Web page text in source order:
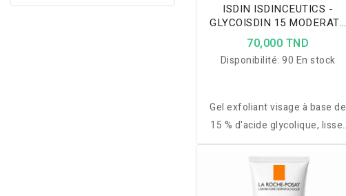
ISDIN ISDINCEUTICS -
GLYCOISDIN 15 MODERATE
GEL 50ML
70,000 TND
Disponibilité:90 En stock
Gel exfoliant visage à base de
15 % d'acide glycolique, lisse,
unifie le teint, booste le
renouvellement cellulaire et
hydrate grâce à l’Aloe Vera.